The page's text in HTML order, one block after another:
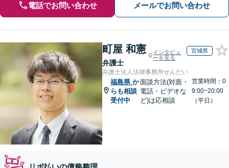
電話でお問い合わせ メールでお問い合わせ
町屋 和憲
弁護士
インタビュ
ーを見る
宮城県
弁護士法人法律事務所せんだい
福島県 か
らも相談
受付中
面談方法(対面・
電話・ビデオな
ど)は応相談
営業時間：0
9:00~20:00
（平日）